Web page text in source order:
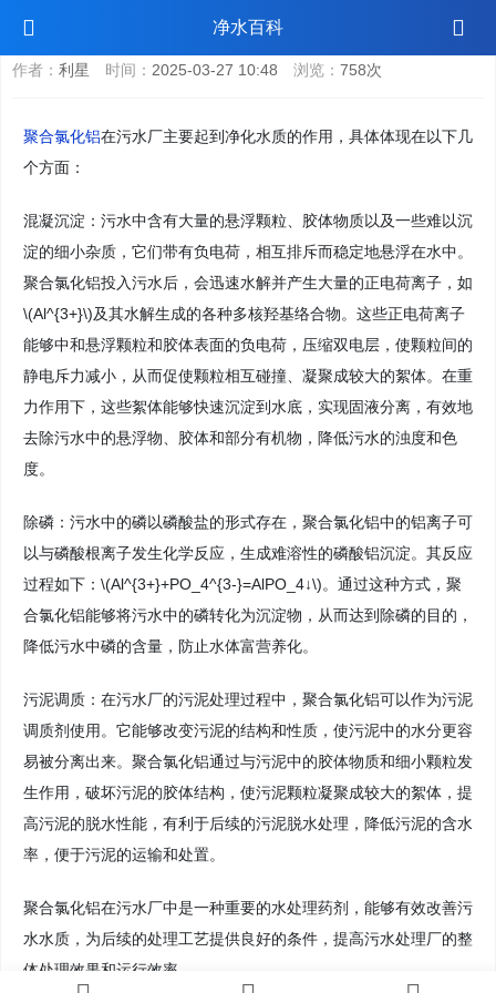
净水百科
聚合氯化铝在污水厂的作用
作者： 利星 时间： 2025-03-27 10:48 浏览： 758次
聚合氯化铝在污水厂主要起到净化水质的作用，具体体现在以下几
个方面：
混凝沉淀：污水中含有大量的悬浮颗粒、胶体物质以及一些难以沉
淀的细小杂质，它们带有负电荷，相互排斥而稳定地悬浮在水中。
聚合氯化铝投入污水后，会迅速水解并产生大量的正电荷离子，如
\(Al^{3+}\)及其水解生成的各种多核羟基络合物。这些正电荷离子
能够中和悬浮颗粒和胶体表面的负电荷，压缩双电层，使颗粒间的
静电斥力减小，从而促使颗粒相互碰撞、凝聚成较大的絮体。在重
力作用下，这些絮体能够快速沉淀到水底，实现固液分离，有效地
去除污水中的悬浮物、胶体和部分有机物，降低污水的浊度和色
度。
除磷：污水中的磷以磷酸盐的形式存在，聚合氯化铝中的铝离子可
以与磷酸根离子发生化学反应，生成难溶性的磷酸铝沉淀。其反应
过程如下：\(Al^{3+}+PO_4^{3-}=AlPO_4↓\)。通过这种方式，聚
合氯化铝能够将污水中的磷转化为沉淀物，从而达到除磷的目的，
降低污水中磷的含量，防止水体富营养化。
污泥调质：在污水厂的污泥处理过程中，聚合氯化铝可以作为污泥
调质剂使用。它能够改变污泥的结构和性质，使污泥中的水分更容
易被分离出来。聚合氯化铝通过与污泥中的胶体物质和细小颗粒发
生作用，破坏污泥的胶体结构，使污泥颗粒凝聚成较大的絮体，提
高污泥的脱水性能，有利于后续的污泥脱水处理，降低污泥的含水
率，便于污泥的运输和处置。
聚合氯化铝在污水厂中是一种重要的水处理药剂，能够有效改善污
水水质，为后续的处理工艺提供良好的条件，提高污水处理厂的整
体处理效果和运行效率。